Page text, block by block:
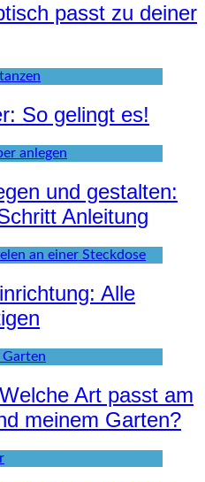
passt zu deiner
So gelingt es!
und gestalten:
Anleitung
Alle
Art passt am
meinem Garten?